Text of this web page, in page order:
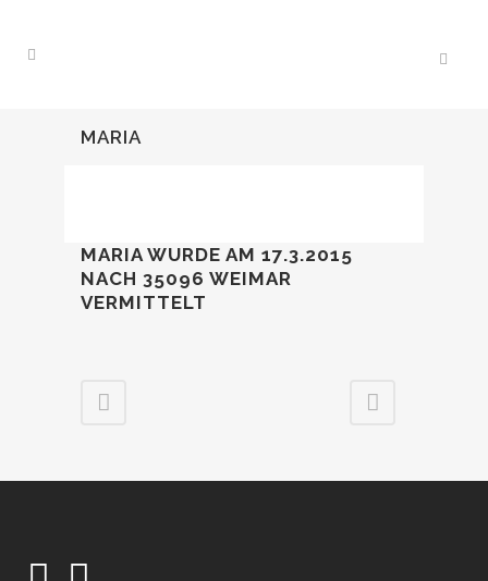
MARIA
MARIA WURDE AM 17.3.2015
NACH 35096 WEIMAR
VERMITTELT